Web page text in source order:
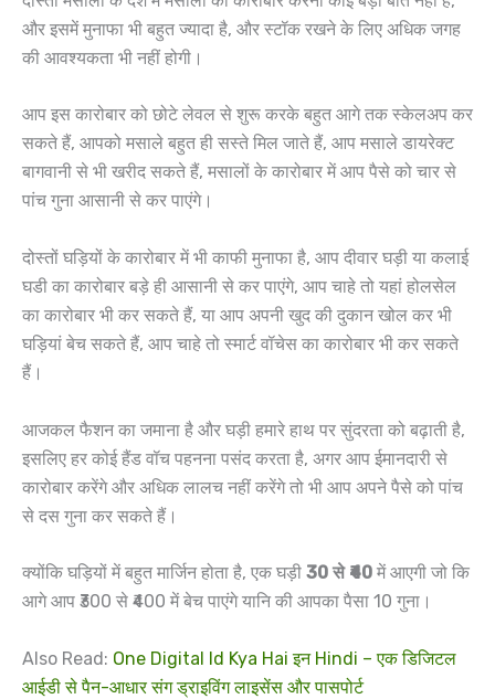
और इसमें मुनाफा भी बहुत ज्यादा है, और स्टॉक रखने के लिए अधिक जगह
की आवश्यकता भी नहीं होगी।
आप इस कारोबार को छोटे लेवल से शुरू करके बहुत आगे तक स्केलअप कर
सकते हैं, आपको मसाले बहुत ही सस्ते मिल जाते हैं, आप मसाले डायरेक्ट
बागवानी से भी खरीद सकते हैं, मसालों के कारोबार में आप पैसे को चार से
पांच गुना आसानी से कर पाएंगे।
दोस्तों घड़ियों के कारोबार में भी काफी मुनाफा है, आप दीवार घड़ी या कलाई
घडी का कारोबार बड़े ही आसानी से कर पाएंगे, आप चाहे तो यहां होलसेल
का कारोबार भी कर सकते हैं, या आप अपनी खुद की दुकान खोल कर भी
घड़ियां बेच सकते हैं, आप चाहे तो स्मार्ट वॉचेस का कारोबार भी कर सकते
हैं।
आजकल फैशन का जमाना है और घड़ी हमारे हाथ पर सुंदरता को बढ़ाती है,
इसलिए हर कोई हैंड वॉच पहनना पसंद करता है, अगर आप ईमानदारी से
कारोबार करेंगे और अधिक लालच नहीं करेंगे तो भी आप अपने पैसे को पांच
से दस गुना कर सकते हैं।
क्योंकि घड़ियों में बहुत मार्जिन होता है, एक घड़ी 30 से ₹40 में आएगी जो कि
आगे आप ₹300 से ₹400 में बेच पाएंगे यानि की आपका पैसा 10 गुना।
Also Read: One Digital Id Kya Hai इन Hindi – एक डिजिटल
आईडी से पैन-आधार संग ड्राइविंग लाइसेंस और पासपोर्ट